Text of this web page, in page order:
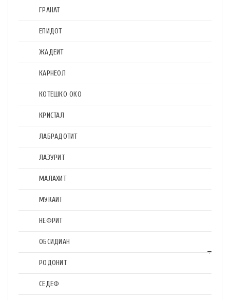
ГРАНАТ
ЕПИДОТ
ЖАДЕИТ
КАРНЕОЛ
КОТЕШКО ОКО
КРИСТАЛ
ЛАБРАДОТИТ
ЛАЗУРИТ
МАЛАХИТ
МУКАИТ
НЕФРИТ
ОБСИДИАН
РОДОНИТ
СЕДЕФ